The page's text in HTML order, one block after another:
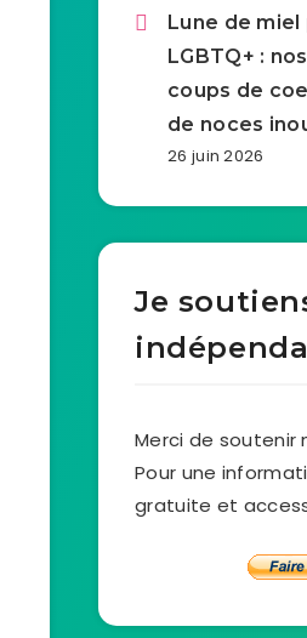
Lune de
LGBTQ+ :
coups de
de noces
26 juin 2026
Je
Merci de soutenir
Pour une
gratuite et